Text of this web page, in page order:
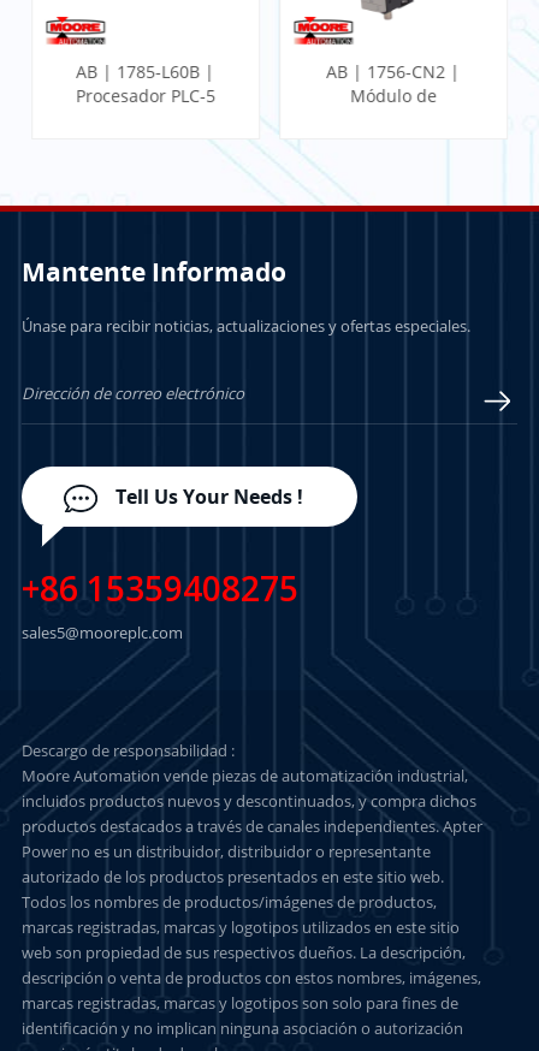
AB | 1785-L60B |
Procesador PLC-5
AB | 1756-CN2 |
Módulo de
Mantente Informado
Únase para recibir noticias, actualizaciones y ofertas especiales.
Tell Us Your Needs !
+86 15359408275
sales5@mooreplc.com
Descargo de responsabilidad :
Moore Automation vende piezas de automatización industrial,
incluidos productos nuevos y descontinuados, y compra dichos
productos destacados a través de canales independientes. Apter
Power no es un distribuidor, distribuidor o representante
autorizado de los productos presentados en este sitio web.
Todos los nombres de productos/imágenes de productos,
marcas registradas, marcas y logotipos utilizados en este sitio
web son propiedad de sus respectivos dueños. La descripción,
descripción o venta de productos con estos nombres, imágenes,
marcas registradas, marcas y logotipos son solo para fines de
identificación y no implican ninguna asociación o autorización